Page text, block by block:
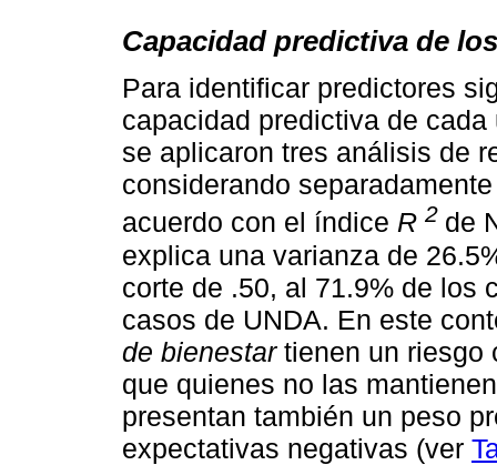
Capacidad predictiva de
Para identificar predictores
capacidad predictiva de
se aplicaron tres análisis de
considerando
acuerdo con el índice R 2 de
explica una varianza de
corte de .50, al 71.9% de los
casos de UNDA. En este
de bienestartienen un riesgo
que quienes no las
presentan también un peso
expectativas negativas (ver